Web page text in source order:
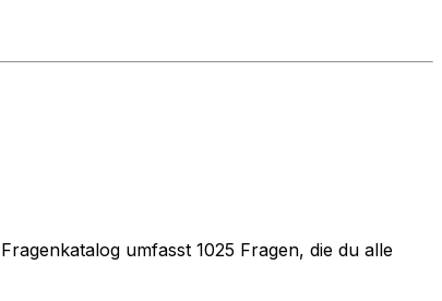
umfasst 1025 Fragen, die du alle